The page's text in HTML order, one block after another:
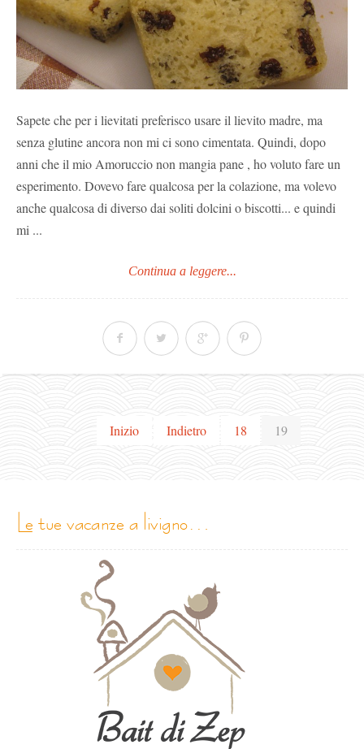
Sapete che per i lievitati preferisco usare il lievito madre, ma
senza glutine ancora non mi ci sono cimentata. Quindi, dopo
anni che il mio Amoruccio non mangia pane , ho voluto fare un
esperimento. Dovevo fare qualcosa per la colazione, ma volevo
anche qualcosa di diverso dai soliti dolcini o biscotti... e quindi
mi ...
Continua a leggere...
Inizio Indietro 18 19
le tue vacanze a livigno…